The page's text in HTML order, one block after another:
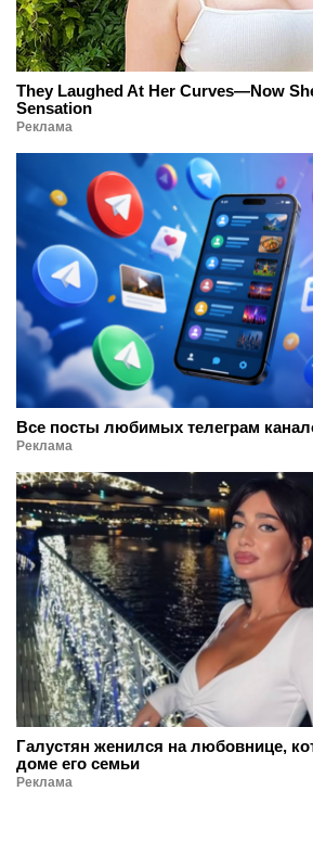
They Laughed At Her Curves—Now
Sensation
Реклама
Все посты любимых телеграм
Реклама
Галустян женился на любовнице,
доме его семьи
Реклама